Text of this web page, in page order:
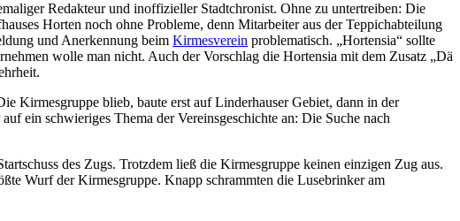
Redakteur und inoffizieller Stadtchronist. Ohne zu untertreiben: Die
Horten noch ohne Probleme, denn Mitarbeiter aus der Teppichabteilung
und Anerkennung beim Kirmesverein problematisch. „Hortensia“ sollte
wolle man nicht. Auch der Vorschlag die Hortensia mit dem Zusatz „Dä
Kirmesgruppe blieb, baute erst auf Linderhauser Gebiet, dann in der
ein schwieriges Thema der Vereinsgeschichte an: Die Suche nach
des Zugs. Trotzdem ließ die Kirmesgruppe keinen einzigen Zug aus.
Wurf der Kirmesgruppe. Knapp schrammten die Lusebrinker am